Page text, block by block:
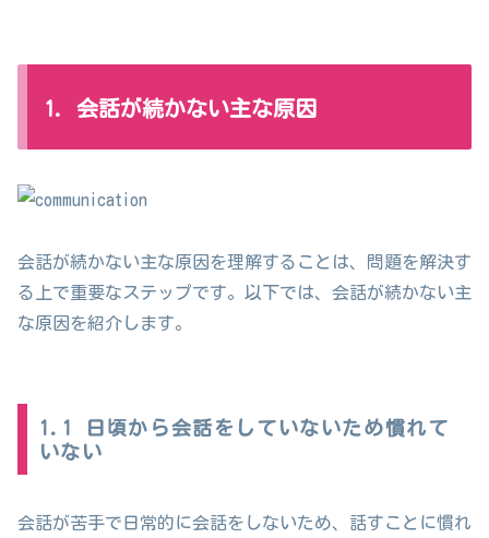
1. 会話が続かない主な原因
会話が続かない主な原因を理解することは、問題を解決す
る上で重要なステップです。以下では、会話が続かない主
な原因を紹介します。
1.1 日頃から会話をしていないため慣れて
いない
会話が苦手で日常的に会話をしないため、話すことに慣れ